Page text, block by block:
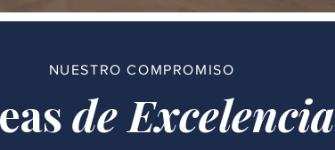
NUESTRO COMPROMISO
de Excelencia